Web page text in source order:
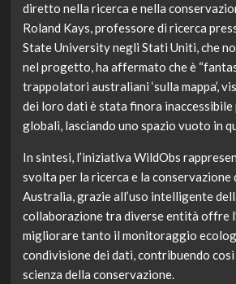
diretto nella ricerca e nella
Roland Kays, professore di ricerca
State University negli Stati Uniti, che
nel progetto, ha affermato che è
trappolatori australiani ‘sulla mappa’,
dei loro dati è stata finora inaccessibile
globali, lasciando uno spazio vuoto in
In sintesi, l’iniziativa WildObs
svolta per la ricerca e la conservazione
Australia, grazie all’uso intelligente
collaborazione tra diverse entità offre
migliorare tanto il monitoraggio
condivisione dei dati, contribuendo
scienza della conservazione.